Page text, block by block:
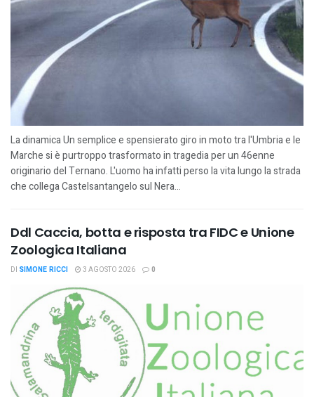
La dinamica Un semplice e spensierato giro in moto tra l'Umbria e le
Marche si è purtroppo trasformato in tragedia per un 46enne
originario del Ternano. L'uomo ha infatti perso la vita lungo la strada
che collega Castelsantangelo sul Nera...
Ddl Caccia, botta e risposta tra FIDC e Unione
Zoologica Italiana
DI SIMONE RICCI 3 AGOSTO 2026 0